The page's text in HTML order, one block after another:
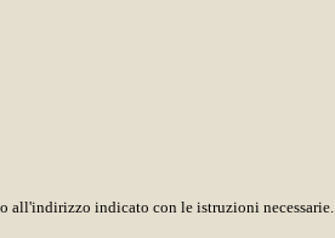
all'indirizzo indicato con le istruzioni necessarie.